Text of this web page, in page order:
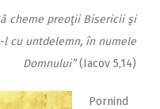
cheme preoţii Bisericii şi
l cu untdelemn, în numele
Domnului”(Iacov 5,14)
Pornind